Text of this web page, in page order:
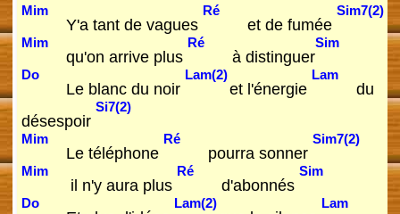
Mim
Y'a tant de vagues
Ré
et de fumée
Sim7(2)
Mim
qu'on arrive plus
Ré
à distinguer
Sim
Do
Le blanc du noir
Lam(2)
et l'énergie
Lam
du
désespoir
Si7(2)
Mim
Le téléphone
Ré
pourra sonner
Sim7(2)
Mim
il n'y aura plus
Ré
d'abonnés
Sim
Do Lam(2) Lam